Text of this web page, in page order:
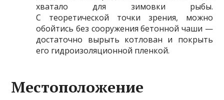
хватало для зимовки рыбы.
С теоретической точки зрения, можно
обойтись без сооружения бетонной чаши —
достаточно вырыть котлован и покрыть
его гидроизоляционной пленкой.
Местоположение